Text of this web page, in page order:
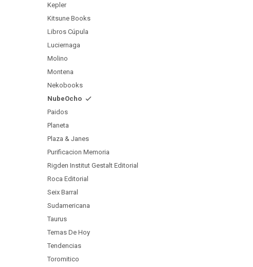
Kepler
Kitsune Books
Libros Cúpula
Luciernaga
Molino
Montena
Nekobooks
NubeOcho
Paidos
Planeta
Plaza & Janes
Purificacion Memoria
Rigden Institut Gestalt Editorial
Roca Editorial
Seix Barral
Sudamericana
Taurus
Temas De Hoy
Tendencias
Toromitico